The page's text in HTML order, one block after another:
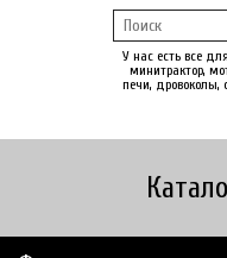
У нас есть все
минитрактор,
печи, дровоколы,